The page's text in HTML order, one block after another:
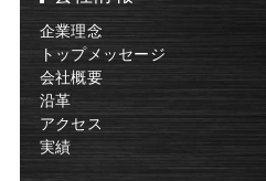
企業理念
トップメッセージ
会社概要
沿革
アクセス
実績